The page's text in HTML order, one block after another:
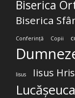
Biserica
Biserica
Conferință Copii
Iisus Iisus
Lucășeuca